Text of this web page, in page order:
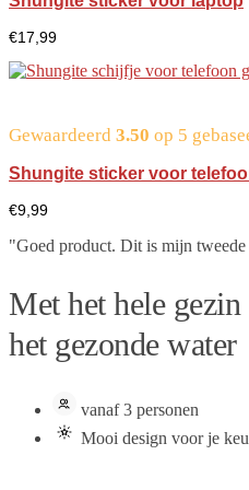
€17,99
Gewaardeerd 3.50 op 5
Shungite sticker voor
€9,99
"Goed product. Dit is mijn
Met het hele gezin
het gezonde water
vanaf 3 personen
Mooi design voor je